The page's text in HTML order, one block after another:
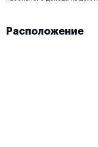
Расположение